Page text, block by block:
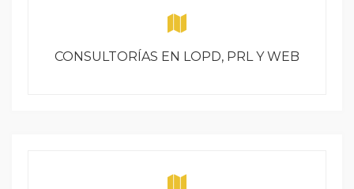
CONSULTORÍAS EN LOPD, PRL Y WEB